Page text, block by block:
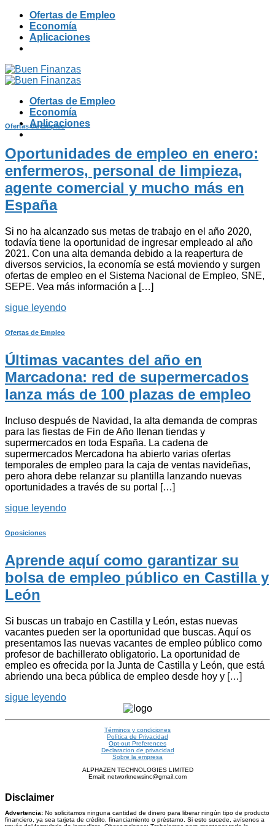
Skip
content
Ofertas de Empleo
Economía
Aplicaciones
Ofertas de Empleo
Economía
Aplicaciones
Ofertas de Empleo
Oportunidades de empleo en enero:
enfermeros, personal de limpieza,
agente comercial y mucho más en
España
Si no ha alcanzado sus metas de trabajo en el año 2020,
todavía tiene la oportunidad de ingresar empleado al año
2021. Con una alta demanda debido a la reapertura de
diversos servicios, la economía se está moviendo y surgen
ofertas de empleo en el Sistema Nacional de Empleo, SNE,
SEPE. Vea más información a […]
sigue leyendo
Ofertas de Empleo
Últimas vacantes del año en
Marcadona: red de supermercados
lanza más de 100 plazas de empleo
Incluso después de Navidad, la alta demanda de compras
para las fiestas de Fin de Año llenan tiendas y
supermercados en toda España. La cadena de
supermercados Mercadona ha abierto varias ofertas
temporales de empleo para la caja de ventas navideñas,
pero ahora debe relanzar su plantilla lanzando nuevas
oportunidades a través de su portal […]
sigue leyendo
Oposiciones
Aprende aquí como garantizar su
bolsa de empleo público en Castilla y
León
Si buscas un trabajo en Castilla y León, estas nuevas
vacantes pueden ser la oportunidad que buscas. Aquí os
presentamos las nuevas vacantes de empleo público como
profesor de bachillerato obligatorio. La oportunidad de
empleo es ofrecida por la Junta de Castilla y León, que está
abriendo una beca pública de empleo desde hoy y […]
sigue leyendo
Términos y condiciones
Política de Privacidad
Opt-out Preferences
Declaracion de privacidad
Sobre la empresa
ALPHAZEN TECHNOLOGIES LIMITED
Email: networknewsinc@gmail.com
Disclaimer
Advertencia: No solicitamos ninguna cantidad de dinero para liberar ningún tipo de producto
financiero, ya sea tarjeta de crédito, financiamiento o préstamo. Si esto sucede, avísenos a